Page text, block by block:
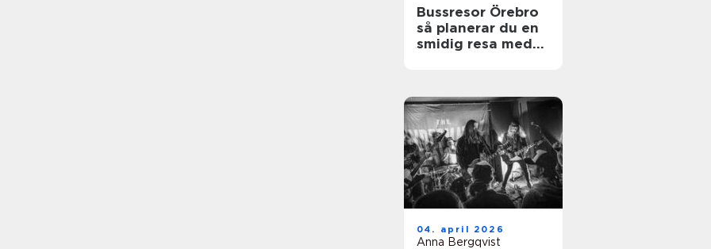
Bussresor Örebro
så planerar du en
smidig resa med
04. april 2026
Anna Bergqvist